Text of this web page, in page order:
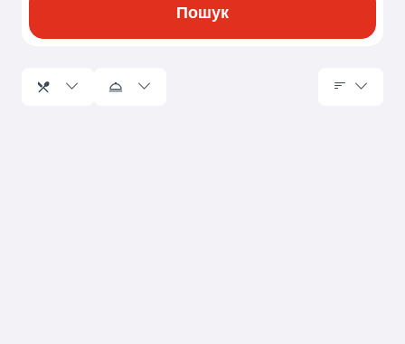
Пошук